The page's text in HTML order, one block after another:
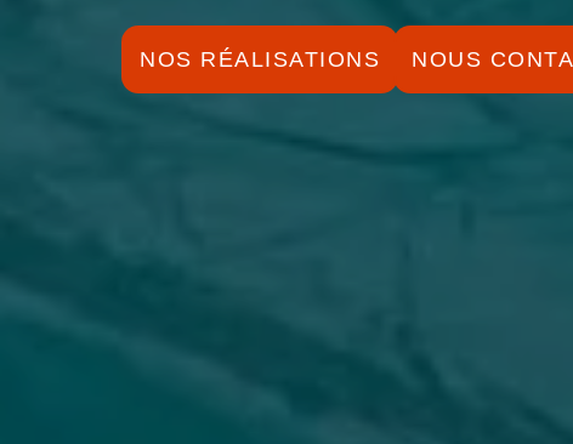
NOS RÉALISATIONS NOUS